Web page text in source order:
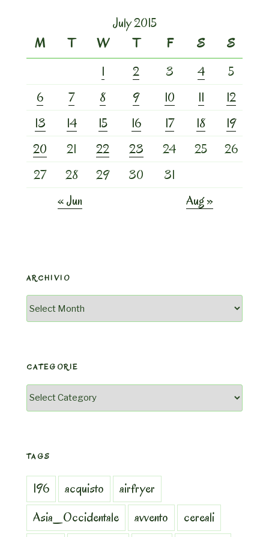
July 2015
M
T W T F S
S
1
2 3 4
5
6
7 8 9 10 11
12
13
14 15 16 17 18
19
20
21 22 23 24 25
26
27
28 29 30
31
« Jun
Aug »
ARCHIVIO
Archivio
CATEGORIE
Categorie
TAGS
196 acquisto
airfryer
Asia_Occidentale
avvento
cereali